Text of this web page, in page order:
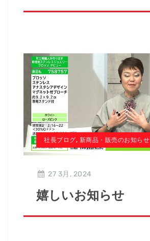
社長ブログ, 新商品・販売のお知らせ
27 3月, 2024
嬉しいお知らせ